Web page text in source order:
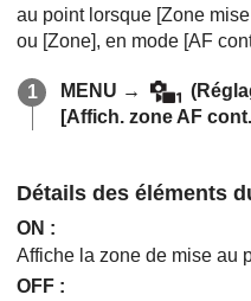
au point lorsque [Zone
ou [Zone], en mode [AF
MENU → (
[Affich. zone AF
Détails des éléments
ON :
Affiche la zone de mise au
OFF :